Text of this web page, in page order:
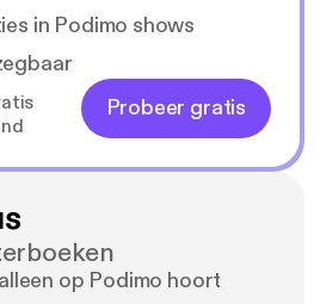
in Podimo shows
Probeer gratis
op Podimo hoort